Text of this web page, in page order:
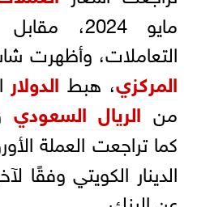
مايو 2024،
التعاملات، وأظهرت
المركزي، هبط الدولار
من الريال السعودي
كما تراجعت العملة
الدينار الكويتي وفقًا